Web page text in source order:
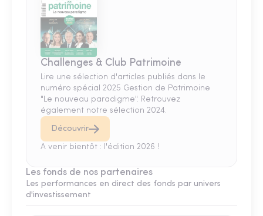
Challenges & Club Patrimoine
Lire une sélection d'articles publiés dans le
numéro spécial 2025 Gestion de Patrimoine
"Le nouveau paradigme". Retrouvez
également notre sélection 2024.
Découvrir
A venir bientôt : l'édition 2026 !
Les fonds de nos partenaires
Les performances en direct des fonds par univers
d'investissement